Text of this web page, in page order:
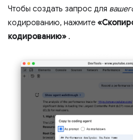
Чтобы создать запрос для
кодированию, нажмите
кодированию» .